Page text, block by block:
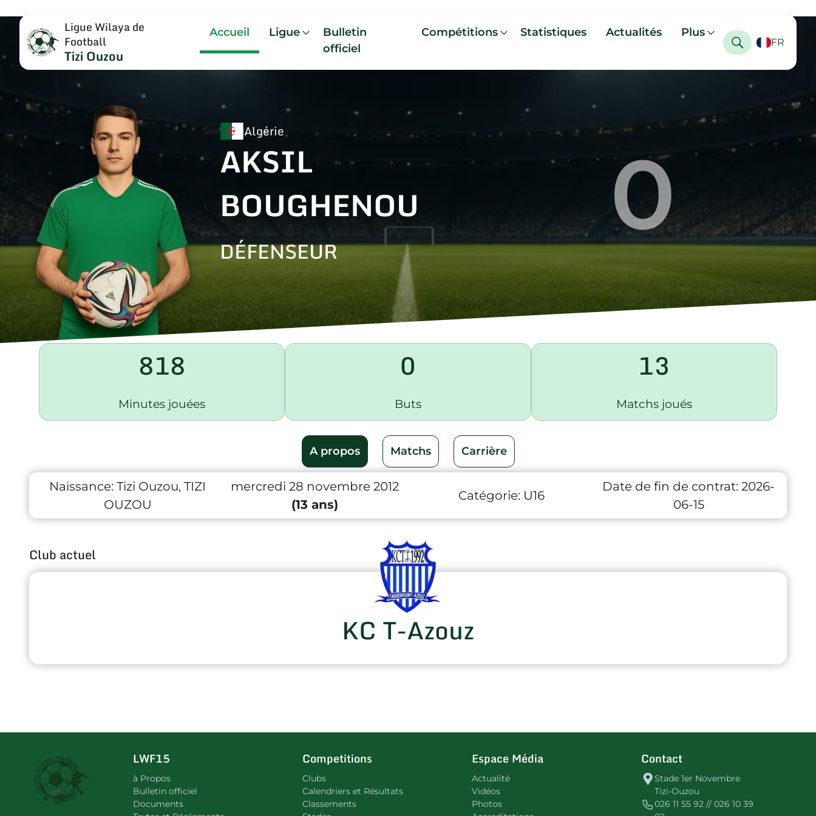
Ligue Wilaya de
Football
Tizi Ouzou
Accueil Ligue
Bulletin
officiel
Compétitions Statistiques Actualités Plus
FR
Algérie
AKSIL
BOUGHENOU
DÉFENSEUR 0
818
Minutes jouées
0
Buts
13
Matchs joués
A propos Matchs Carrière
Naissance: Tizi Ouzou, TIZI
OUZOU
mercredi 28 novembre 2012
(13 ans)
Catégorie: U16
Date de fin de contrat: 2026-
06-15
Club actuel
KC T-Azouz
LWF15
à Propos
Bulletin officiel
Documents
Competitions
Clubs
Calendriers et Résultats
Classements
Espace Média
Actualité
Vidéos
Photos
Contact
Stade 1er Novembre
Tizi-Ouzou
026 11 55 92 // 026 10 39